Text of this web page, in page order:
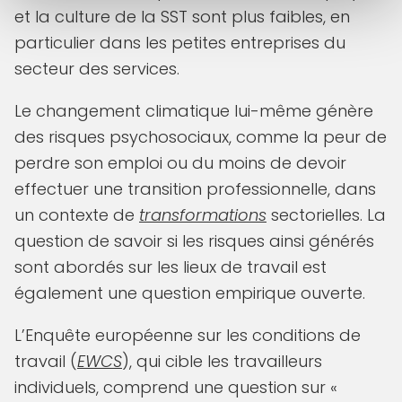
et la culture de la SST sont plus faibles, en
particulier dans les petites entreprises du
secteur des services.
Le changement climatique lui-même génère
des risques psychosociaux, comme la peur de
perdre son emploi ou du moins de devoir
effectuer une transition professionnelle, dans
un contexte de transformations sectorielles. La
question de savoir si les risques ainsi générés
sont abordés sur les lieux de travail est
également une question empirique ouverte.
L’Enquête européenne sur les conditions de
travail (EWCS), qui cible les travailleurs
individuels, comprend une question sur «